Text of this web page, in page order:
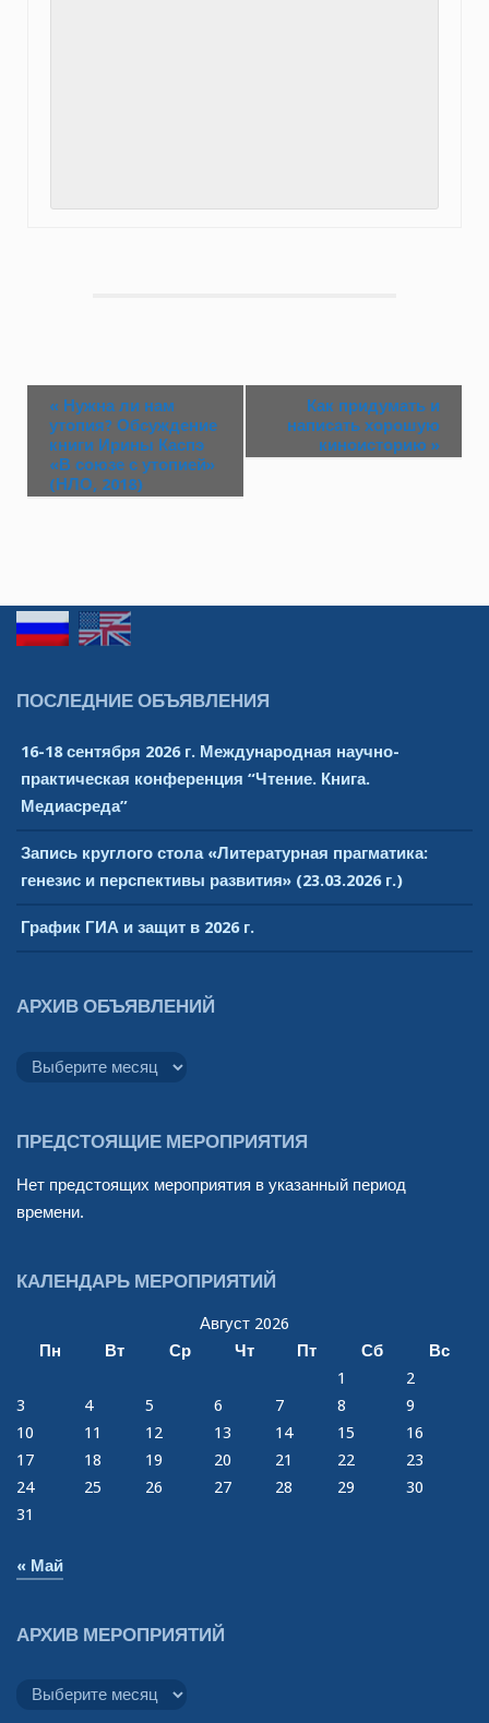
« Нужна ли нам
утопия? Обсуждение
книги Ирины Каспэ
«В союзе с утопией»
(НЛО, 2018)
Как придумать и
написать хорошую
киноисторию »
ПОСЛЕДНИЕ ОБЪЯВЛЕНИЯ
16-18 сентября 2026 г. Международная научно-
практическая конференция “Чтение. Книга.
Медиасреда”
Запись круглого стола «Литературная прагматика:
генезис и перспективы развития» (23.03.2026 г.)
График ГИА и защит в 2026 г.
АРХИВ ОБЪЯВЛЕНИЙ
объявлений
ПРЕДСТОЯЩИЕ МЕРОПРИЯТИЯ
Нет предстоящих мероприятия в указанный период
времени.
КАЛЕНДАРЬ МЕРОПРИЯТИЙ
Август 2026
Пн
Вт Ср Чт Пт Сб
Вс
1
2
3
4 5 6 7 8
9
10
11 12 13 14 15
16
17
18 19 20 21 22
23
24
25 26 27 28 29
30
31
« Май
АРХИВ МЕРОПРИЯТИЙ
мероприятий